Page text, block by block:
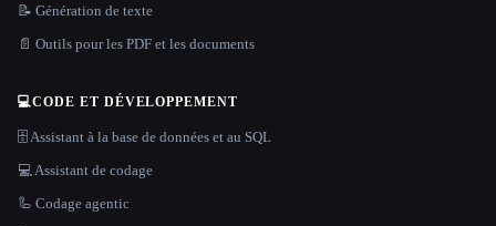
📝 Génération de texte
📄 Outils pour les PDF et les documents
💻CODE ET DÉVELOPPEMENT
🗄️ Assistant à la base de données et au SQL
💻 Assistant de codage
🦾 Codage agentic